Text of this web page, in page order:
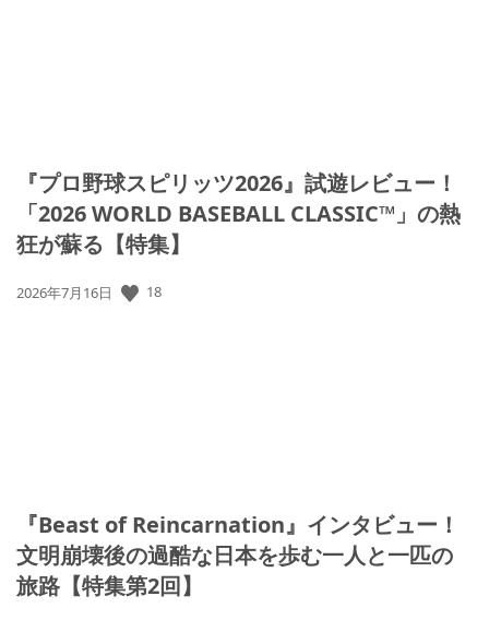
『プロ野球スピリッツ2026』試遊レビュー！
「2026 WORLD BASEBALL CLASSIC™」の熱
狂が蘇る【特集】
公
2026年7月16日 18
『Beast of Reincarnation』インタビュー！
文明崩壊後の過酷な日本を歩む一人と一匹の
旅路【特集第2回】